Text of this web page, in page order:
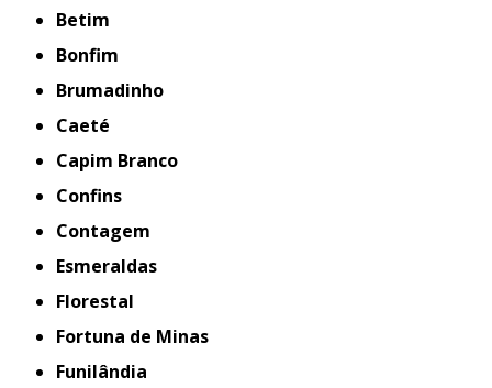
Betim
Bonfim
Brumadinho
Caeté
Capim Branco
Confins
Contagem
Esmeraldas
Florestal
Fortuna de Minas
Funilândia